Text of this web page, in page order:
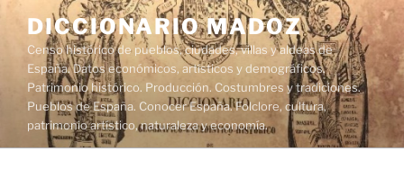
contenido
DICCIONARIO MADOZ
Censo histórico de pueblos, ciudades, villas y aldeas de
España. Datos económicos, artísticos y demográficos.
Patrimonio histórico. Producción. Costumbres y tradiciones.
Pueblos de España. Conocer España. Folclore, cultura,
patrimonio artístico, naturaleza y economía.